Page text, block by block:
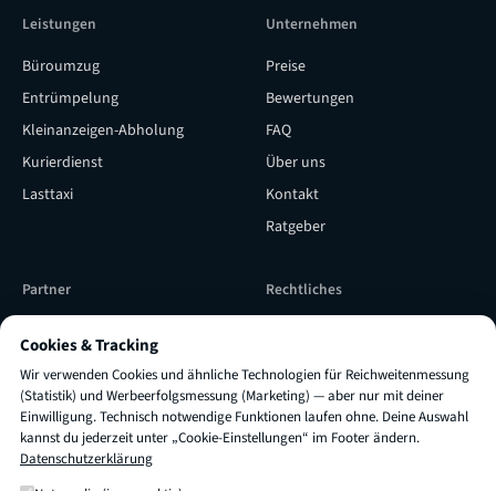
Leistungen
Büroumzug
Entrümpelung
Kleinanzeigen-Abholung
Kurierdienst
Lasttaxi
Unternehmen
Preise
Bewertungen
FAQ
Über uns
Kontakt
Ratgeber
Partner
Subunternehmer Login
TRUXI als Lieferpartner
engagieren
Rechtliches
Impressum
AGB
Datenschutz
Cookies & Tracking
Wir verwenden Cookies und ähnliche Technologien für Reichweitenmessung
(Statistik) und Werbeerfolgsmessung (Marketing) — aber nur mit deiner
Einwilligung. Technisch notwendige Funktionen laufen ohne. Deine Auswahl
kannst du jederzeit unter „Cookie-Einstellungen“ im Footer ändern.
Datenschutzerklärung